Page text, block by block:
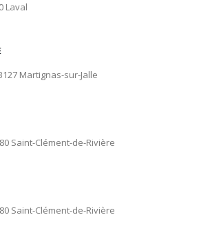
Laval
Martignas-sur-Jalle
Saint-Clément-de-Rivière
Saint-Clément-de-Rivière